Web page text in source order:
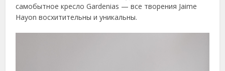
самобытное кресло Gardenias — все творения Jaime
Hayon восхитительны и уникальны.